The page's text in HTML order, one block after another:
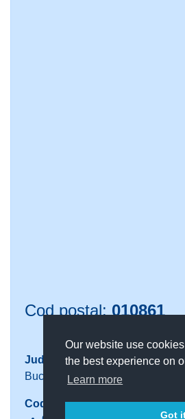
Our website use
the best experience on
Learn more
Got
Cod postal:010861
Județ
Bucuresti
Codul este valabil pentru